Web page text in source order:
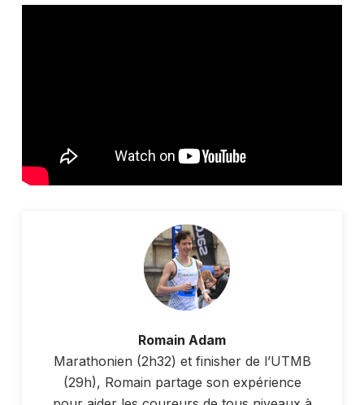
Romain Adam
Marathonien (2h32) et finisher de l’UTMB
(29h), Romain partage son expérience